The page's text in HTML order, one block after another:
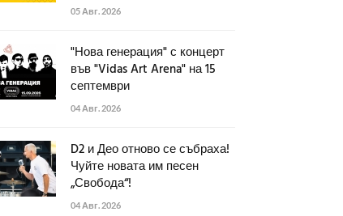
05 Авг. 2026
"Нова генерация" с концерт
във "Vidas Art Arena" на 15
септември
04 Авг. 2026
D2 и Део отново се събраха!
Чуйте новата им песен
„Свобода“!
04 Авг. 2026